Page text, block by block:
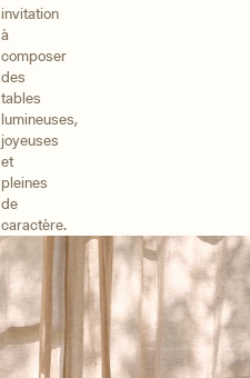
invitation
à
composer
des
tables
lumineuses,
joyeuses
et
pleines
de
caractère.